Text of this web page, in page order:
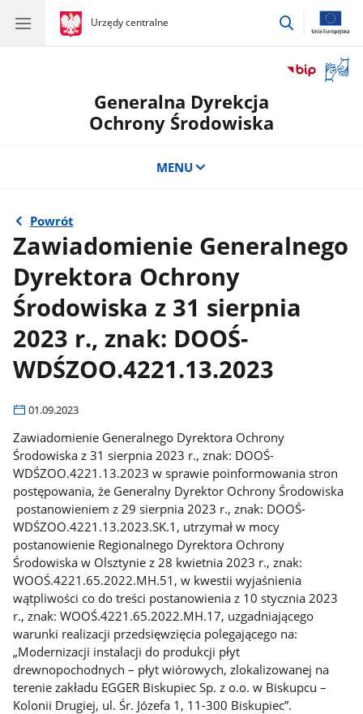
gov.pl
Urzędy centralne
gov.pl
Urzędy
przejdź
okno
Generalna Dyrekcja
Ochrony Środowiska
MENU
Powrót
Zawiadomienie Generalnego
Dyrektora Ochrony
Środowiska z 31 sierpnia
2023 r., znak: DOOŚ-
WDŚZOO.4221.13.2023
01.09.2023
Zawiadomienie Generalnego Dyrektora Ochrony
Środowiska z 31 sierpnia 2023 r., znak: DOOŚ-
WDŚZOO.4221.13.2023 w sprawie poinformowania stron
postępowania, że Generalny Dyrektor Ochrony Środowiska
postanowieniem z 29 sierpnia 2023 r., znak: DOOŚ-
WDŚZOO.4221.13.2023.SK.1, utrzymał w mocy
postanowienie Regionalnego Dyrektora Ochrony
Środowiska w Olsztynie z 28 kwietnia 2023 r., znak:
WOOŚ.4221.65.2022.MH.51, w kwestii wyjaśnienia
wątpliwości co do treści postanowienia z 10 stycznia 2023
r., znak: WOOŚ.4221.65.2022.MH.17, uzgadniającego
warunki realizacji przedsięwzięcia polegającego na:
„Modernizacji instalacji do produkcji płyt
drewnopochodnych – płyt wiórowych, zlokalizowanej na
terenie zakładu EGGER Biskupiec Sp. z o.o. w Biskupcu –
Kolonii Drugiej, ul. Śr. Józefa 1, 11-300 Biskupiec”.